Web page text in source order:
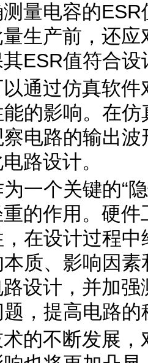
量电容的
生产前，还
ESR值符合设
通过仿真软
的影响。在
电路的输出
路设计。
一个关键的“
的作用。硬
在设计过程
本质、影响因
路设计，并加
，提高电路
的不断发展